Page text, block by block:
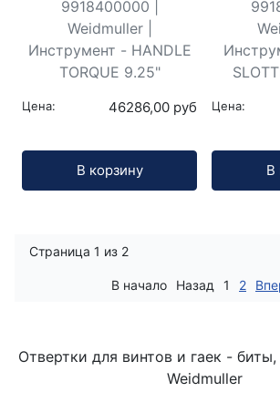
9918400000 |
Weidmuller |
Инструмент - HANDLE
TORQUE 9.25"
Цена: 46286,00 руб
В корзину
Цена:
В
Страница 1 из 2
В начало Назад 1 2
Отвертки для винтов и гаек -
Weidmuller